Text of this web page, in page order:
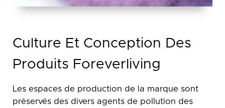
Culture Et Conception Des
Produits Foreverliving
Les espaces de production de la marque sont
préservés des divers agents de pollution des